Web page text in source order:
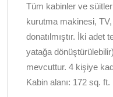
Tüm kabinler ve
kurutma makinesi,
donatılmıştır. İki
yatağa
mevcuttur. 4 kişiye
Kabin alanı: 172 sq. ft.